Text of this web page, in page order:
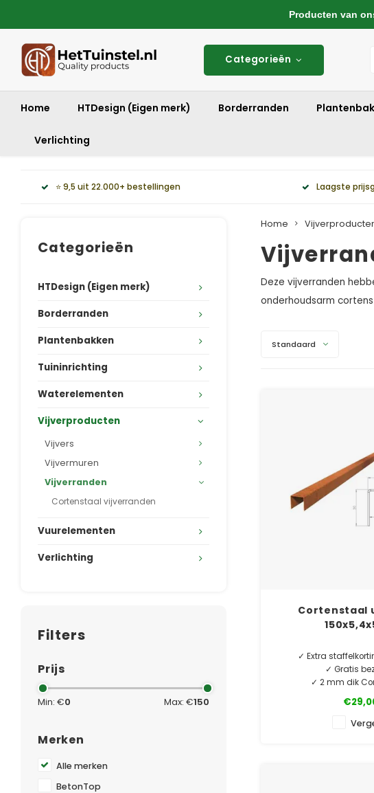
Categorieën
Home HTDesign (Eigen merk) Borderranden
Verlichting
⭐ 9,5 uit 22.000+ bestellingen Laagste
Categorieën
HTDesign (Eigen merk)
Borderranden
Plantenbakken
Tuininrichting
Waterelementen
Vijverproducten
Vijvers
Vijvermuren
Vijverranden
Cortenstaal vijverranden
Vuurelementen
Verlichting
Filters
Prijs
Min: €0 Max: €150
Merken
Alle merken
BetonTop
Home
Deze vijverranden
onderhoudsarm
Standaard
Cortenstaal
✓ Extra
✓ Gratis
✓ 2 mm dik
✓ Laagste
✓ 10 jaar
Producten van